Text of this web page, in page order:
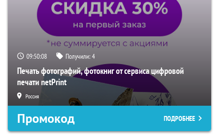
09:50:08 Получили:4
Печать фотографий, фотокниг от сервиса цифровой
печати netPrint
Россия
Промокод ПОДРОБНЕЕ